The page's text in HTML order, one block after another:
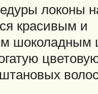
локоны
красивым и
шоколадным